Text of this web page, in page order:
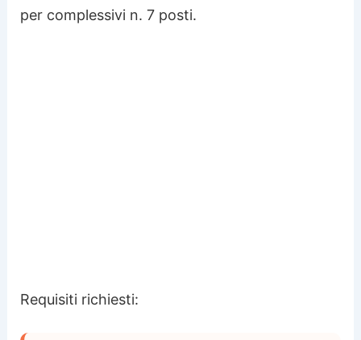
per complessivi n. 7 posti.
Requisiti richiesti: